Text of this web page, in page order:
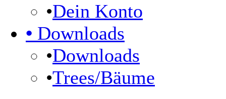
•Dein Konto
• Downloads
•Downloads
•Trees/Bäume